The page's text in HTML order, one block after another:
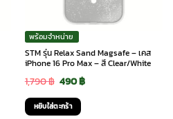
พร้อมจำหน่าย
STM รุ่น Relax Sand Magsafe – เคส
iPhone 16 Pro Max – สี Clear/White
1,790฿ Original
price
490฿Current
หยิบใส่ตะกร้า